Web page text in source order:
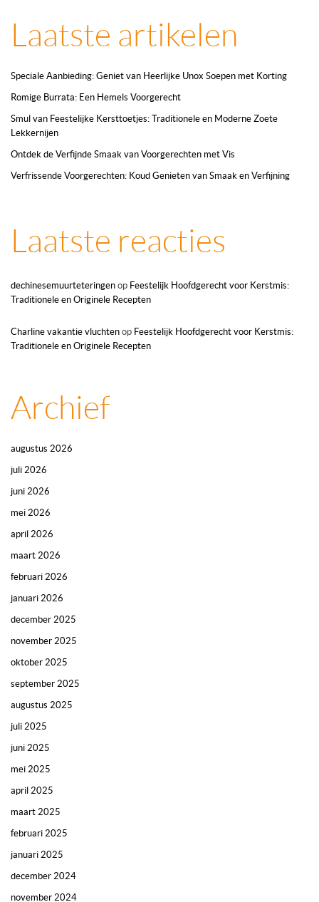
Laatste artikelen
Speciale Aanbieding: Geniet van Heerlijke Unox Soepen met Korting
Romige Burrata: Een Hemels Voorgerecht
Smul van Feestelijke Kersttoetjes: Traditionele en Moderne Zoete
Lekkernijen
Ontdek de Verfijnde Smaak van Voorgerechten met Vis
Verfrissende Voorgerechten: Koud Genieten van Smaak en Verfijning
Laatste reacties
dechinesemuurteteringen op Feestelijk Hoofdgerecht voor Kerstmis:
Traditionele en Originele Recepten
Charline vakantie vluchten op Feestelijk Hoofdgerecht voor Kerstmis:
Traditionele en Originele Recepten
Archief
augustus 2026
juli 2026
juni 2026
mei 2026
april 2026
maart 2026
februari 2026
januari 2026
december 2025
november 2025
oktober 2025
september 2025
augustus 2025
juli 2025
juni 2025
mei 2025
april 2025
maart 2025
februari 2025
januari 2025
december 2024
november 2024